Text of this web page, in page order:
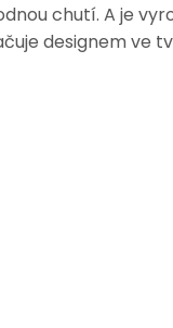
chutí. A je
designem ve